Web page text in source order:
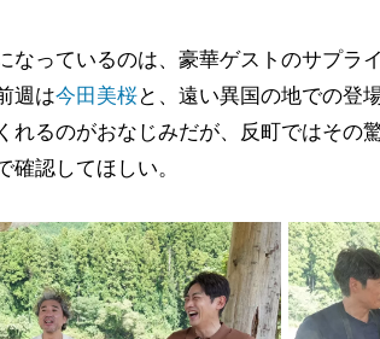
なっているのは、豪華ゲストのサプラ
週は今田美桜と、遠い異国の地での登
れるのがおなじみだが、反町ではその
確認してほしい。